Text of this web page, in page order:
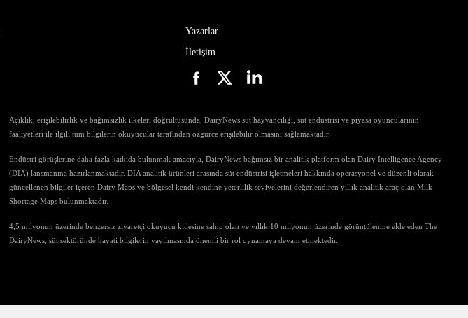
Yazarlar
İletişim
Açıklık, erişilebilirlik ve bağımsızlık ilkeleri doğrultusunda, DairyNews süt hayvancılığı, süt endüstrisi ve piyasa oyuncularının
faaliyetleri ile ilgili tüm bilgilerin okuyucular tarafından özgürce erişilebilir olmasını sağlamaktadır.
Endüstri görüşlerine daha fazla katkıda bulunmak amacıyla, DairyNews bağımsız bir analitik platform olan Dairy Intelligence Agency
(DIA) lansmanına hazırlanmaktadır. DIA analitik ürünleri arasında süt endüstrisi işletmeleri hakkında operasyonel ve düzenli olarak
güncellenen bilgiler içeren Dairy Maps ve bölgesel kendi kendine yeterlilik seviyelerini değerlendiren yıllık analitik araç olan Milk
Shortage Maps bulunmaktadır.
4,5 milyonun üzerinde benzersiz ziyaretçi okuyucu kitlesine sahip olan ve yıllık 10 milyonun üzerinde görüntülenme elde eden The
DairyNews, süt sektöründe hayati bilgilerin yayılmasında önemli bir rol oynamaya devam etmektedir.